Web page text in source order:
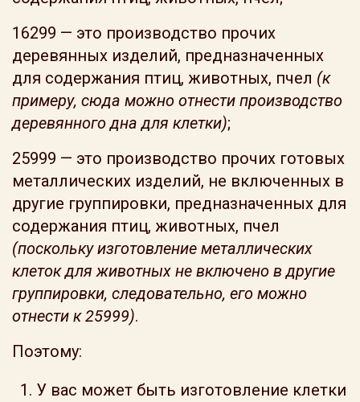
16299 — это производство прочих
деревянных изделий, предназначенных
для содержания птиц, животных, пчел (к
примеру, сюда можно отнести производство
деревянного дна для клетки);
25999 — это производство прочих готовых
металлических изделий, не включенных в
другие группировки, предназначенных для
содержания птиц, животных, пчел
(поскольку изготовление металлических
клеток для животных не включено в другие
группировки, следовательно, его можно
отнести к 25999).
Поэтому:
У вас может быть изготовление клетки